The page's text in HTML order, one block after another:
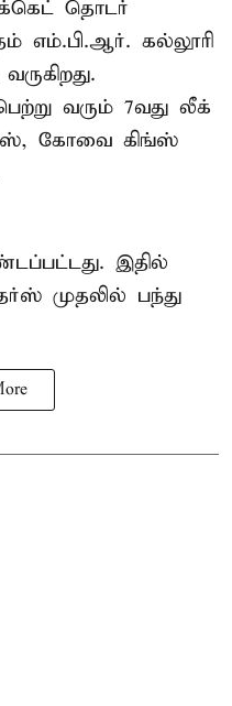
தொடர்
எம்.பி.ஆர். கல்லூரி
வரும் 7வது லீக்
கோவை கிங்ஸ்
இதில்
முதலில் பந்து